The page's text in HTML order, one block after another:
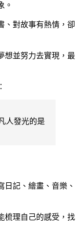
。
、對故事有熱情，卻
想並努力去實現，最
人發光的是
日記、繪畫、音樂、
梳理自己的感受，找